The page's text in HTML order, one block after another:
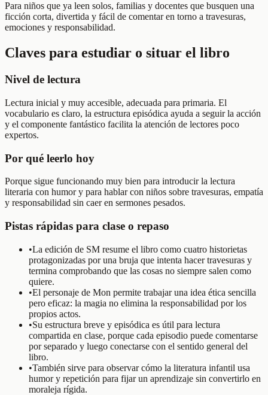
Para niños que ya leen solos, familias y docentes que busquen una
ficción corta, divertida y fácil de comentar en torno a travesuras,
emociones y responsabilidad.
Claves para estudiar o situar el libro
Nivel de lectura
Lectura inicial y muy accesible, adecuada para primaria. El
vocabulario es claro, la estructura episódica ayuda a seguir la acción
y el componente fantástico facilita la atención de lectores poco
expertos.
Por qué leerlo hoy
Porque sigue funcionando muy bien para introducir la lectura
literaria con humor y para hablar con niños sobre travesuras, empatía
y responsabilidad sin caer en sermones pesados.
Pistas rápidas para clase o repaso
•La edición de SM resume el libro como cuatro historietas
protagonizadas por una bruja que intenta hacer travesuras y
termina comprobando que las cosas no siempre salen como
quiere.
•El personaje de Mon permite trabajar una idea ética sencilla
pero eficaz: la magia no elimina la responsabilidad por los
propios actos.
•Su estructura breve y episódica es útil para lectura
compartida en clase, porque cada episodio puede comentarse
por separado y luego conectarse con el sentido general del
libro.
•También sirve para observar cómo la literatura infantil usa
humor y repetición para fijar un aprendizaje sin convertirlo en
moraleja rígida.